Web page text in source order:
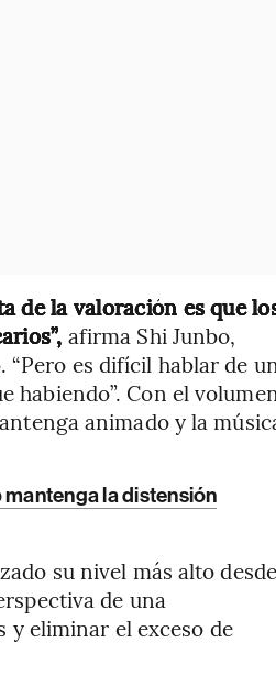
de la valoración es que
afirma Shi Junbo,
“Pero es difícil hablar de un
habiendo”. Con el volumen
animado y la
la distensión
su nivel más alto desde
de una
eliminar el exceso de